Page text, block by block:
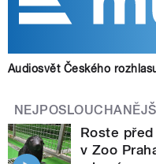
Audiosvět Českého
Roste
v Zoo